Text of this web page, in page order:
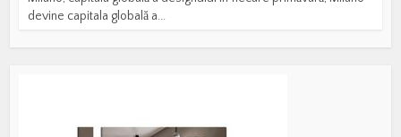
devine capitala globală a...